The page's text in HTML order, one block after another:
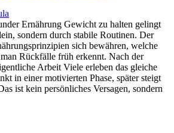
Ernährung Gewicht zu halten gelingt
sondern durch stabile Routinen. Der
sich bewähren, welche
Rückfälle früh erkennt. Nach der
Arbeit Viele erleben das gleiche
in einer motivierten Phase, später steigt
ist kein persönliches Versagen, sondern